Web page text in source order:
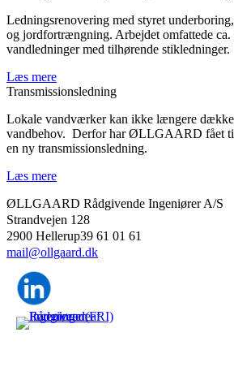
Ledningsrenovering med styret
og jordfortrængning. Arbejdet omfattede ca.
vandledninger med tilhørende stikledninger.
Læs mere
Transmissionsledning
Lokale vandværker kan ikke længere dække
vandbehov. Derfor har ØLLGAARD fået
en ny transmissionsledning.
Læs mere
ØLLGAARD Rådgivende Ingeniører A/S
Strandvejen 128
2900 Hellerup39 61 01 61
mail@ollgaard.dk